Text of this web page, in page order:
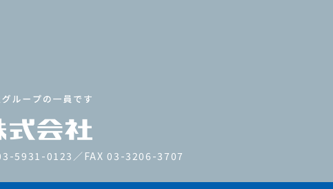
5931-0123／FAX 03-3206-3707